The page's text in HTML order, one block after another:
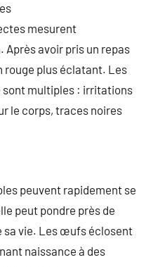
mesurent
Après avoir pris un repas
rouge plus éclatant. Les
sont multiples : irritations
le corps, traces noires
peuvent rapidement se
peut pondre près de
sa vie. Les œufs éclosent
naissance à des